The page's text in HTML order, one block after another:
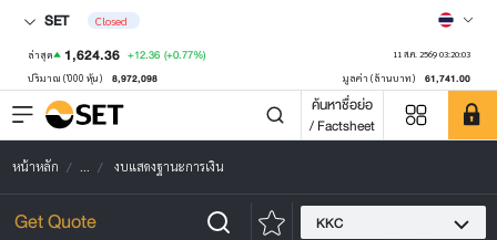
SET Closed
ล่าสุด 1,624.36 +12.36 (+0.77%) 11 ส.ค. 2569 03:20:03
ปริมาณ ('000 หุ้น) 8,972,098 มูลค่า (ล้านบาท) 61,741.00
ค้นหาชื่อย่อ
/ Factsheet
หน้าหลัก ... งบแสดงฐานะการเงิน
KKC